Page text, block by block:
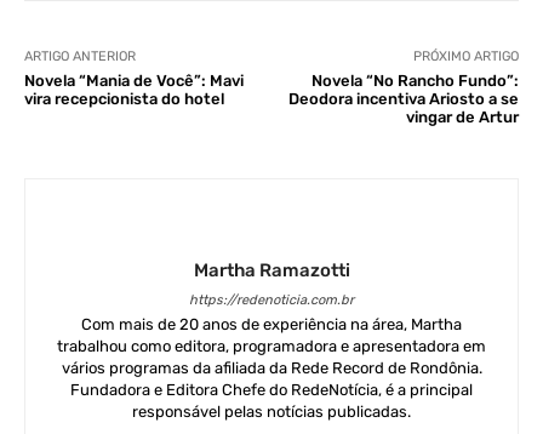
ARTIGO ANTERIOR
Novela “Mania de Você”: Mavi
vira recepcionista do hotel
PRÓXIMO ARTIGO
Novela “No Rancho Fundo”:
Deodora incentiva Ariosto a se
vingar de Artur
Martha Ramazotti
https://redenoticia.com.br
Com mais de 20 anos de experiência na área, Martha
trabalhou como editora, programadora e apresentadora em
vários programas da afiliada da Rede Record de Rondônia.
Fundadora e Editora Chefe do RedeNotícia, é a principal
responsável pelas notícias publicadas.